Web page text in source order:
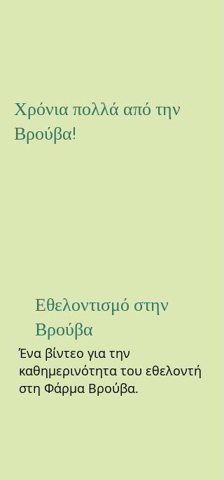
Χρόνια πολλά από την
Βρούβα!
Εθελοντισμό στην
Βρούβα
Ένα βίντεο για την
καθημερινότητα του εθελοντή
στη Φάρμα Βρούβα.